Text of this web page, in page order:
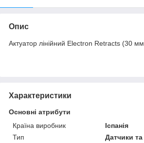
Опис
Актуатор лінійний Electron Retracts (30
Характеристики
Основні атрибути
Країна виробник
Іспанія
Тип
Датчики